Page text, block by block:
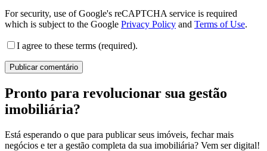
For security, use of Google's reCAPTCHA service is required
which is subject to the Google Privacy Policy and Terms of Use.
I agree to these terms (required).
Pronto para revolucionar sua gestão
imobiliária?
Está esperando o que para publicar seus imóveis, fechar mais
negócios e ter a gestão completa da sua imobiliária? Vem ser digital!